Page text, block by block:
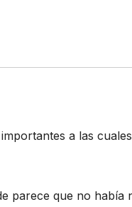
a las
parece que no